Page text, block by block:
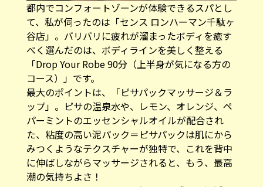
都内でコンフォートゾーンが体験できるスパとし
て、私が伺ったのは「センス ロンハーマン千駄ヶ
谷店」。バリバリに疲れが溜まったボディを癒す
べく選んだのは、ボディラインを美しく整える
「Drop Your Robe 90分（上半身が気になる方の
コース）」です。
最大のポイントは、「ピサパックマッサージ＆ラ
ップ」。ピサの温泉水や、レモン、オレンジ、ペ
パーミントのエッセンシャルオイルが配合され
た、粘度の高い泥パック＝ピサパックは肌にから
みつくようなテクスチャーが独特で、これを背中
に伸ばしながらマッサージされると、もう、最高
潮の気持ちよさ！